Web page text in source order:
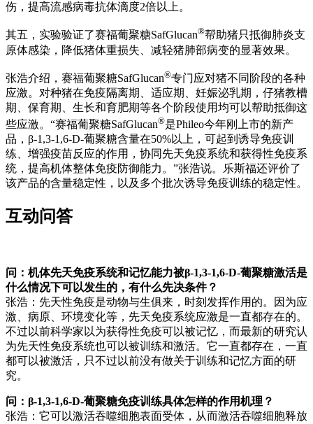
伤，提高流感病毒抗体滴度2倍以上。
其五，实验验证了赛福葡聚糖SafGlucan®帮助猪只抵御肺炎支
原体感染，降低猪体重损失、减轻猪肺部病变的显著效果。
张浩介绍，赛福葡聚糖SafGlucan®专门应对猪不同阶段的各种
应激。对种猪在免疫隔离期、适应期、妊娠泌乳期，仔猪教槽
期、保育期、生长和育肥期等各个阶段使用均可以帮助抵御这
些应激。“赛福葡聚糖SafGlucan®是Phileo今年刚上市的新产
品，β-1,3-1,6-D-葡聚糖含量在50%以上，可起到诱导免疫训
练、增强疫苗反应的作用，协同先天免疫系统和获得性免疫系
统，提高机体整体免疫防御能力。”张浩说。乐斯福还评价了
该产品的含量稳定性，以及多个批次诱导免疫训练的稳定性。
互动问答
问：机体先天免疫系统和记忆能力被β-1,3-1,6-D-葡聚糖激活是
什么情况下可以发生的，有什么先决条件？
张浩：先天性免疫是动物与生俱来，时刻发挥作用的。因为应
激、病原、环境变化等，先天免疫系统应激是一直都存在的。
不过以前科学家以为获得性免疫可以被记忆，而最新的研究认
为先天性免疫系统也可以被训练和激活。它一直都存在，一直
都可以被激活，只不过以前没有做关于训练和记忆方面的研
究。
问：β-1,3-1,6-D-葡聚糖免疫训练具体怎样的作用机理？
张浩：它可以激活吞噬细胞表面受体，从而激活吞噬细胞释放